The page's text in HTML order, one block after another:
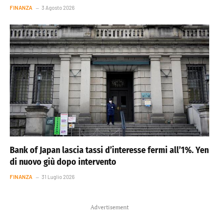
FINANZA 3 Agosto 2026
Bank of Japan lascia tassi d’interesse fermi all’1%. Yen
di nuovo giù dopo intervento
FINANZA 31 Luglio 2026
Advertisement